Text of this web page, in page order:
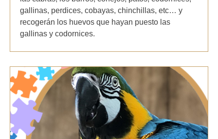
gallinas, perdices, cobayas, chinchillas, etc… y
recogerán los huevos que hayan puesto las
gallinas y codornices.